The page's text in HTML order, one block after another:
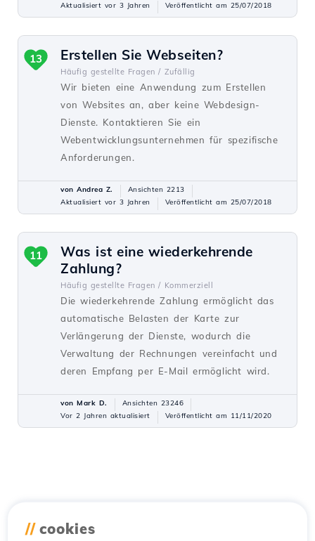
Aktualisiert vor 3 Jahren
Veröffentlicht am 25/07/2018
Erstellen Sie Webseiten?
Häufig gestellte Fragen / Zufällig
Wir bieten eine Anwendung zum Erstellen
von Websites an, aber keine Webdesign-
Dienste. Kontaktieren Sie ein
Webentwicklungsunternehmen für spezifische
Anforderungen.
13
von Andrea Z.
Ansichten 2213
Aktualisiert vor 3 Jahren
Veröffentlicht am 25/07/2018
Was ist eine wiederkehrende
Zahlung?
Häufig gestellte Fragen / Kommerziell
Die wiederkehrende Zahlung ermöglicht das
automatische Belasten der Karte zur
Verlängerung der Dienste, wodurch die
Verwaltung der Rechnungen vereinfacht und
deren Empfang per E-Mail ermöglicht wird.
11
von Mark D.
Ansichten 23246
Vor 2 Jahren aktualisiert
Veröffentlicht am 11/11/2020
// cookies